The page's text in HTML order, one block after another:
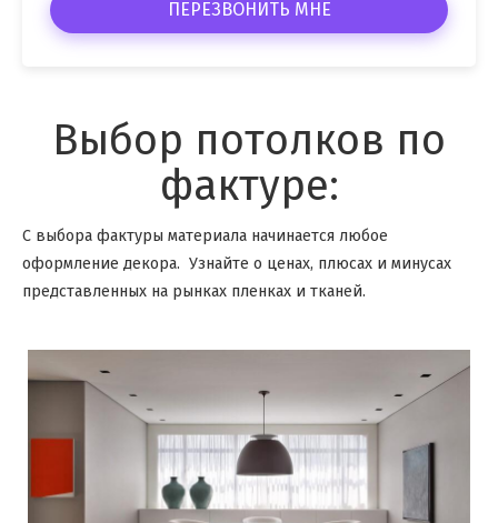
ПЕРЕЗВОНИТЬ МНЕ
Выбор потолков по
фактуре:
С выбора фактуры материала начинается любое
оформление декора. Узнайте о ценах, плюсах и минусах
представленных на рынках пленках и тканей.